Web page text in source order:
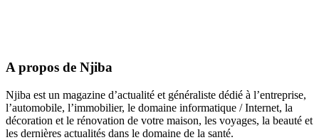
A propos de Njiba
Njiba est un magazine d’actualité et généraliste dédié à l’entreprise,
l’automobile, l’immobilier, le domaine informatique / Internet, la
décoration et le rénovation de votre maison, les voyages, la beauté et
les dernières actualités dans le domaine de la santé.